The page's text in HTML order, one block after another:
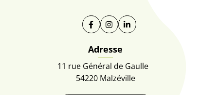
Facebook
(ouverture dans un nouvel onglet)
Instagram
(ouverture dans un nouvel
Linkedin
(ouverture dans un
Adresse
11 rue Général de Gaulle
54220 Malzéville